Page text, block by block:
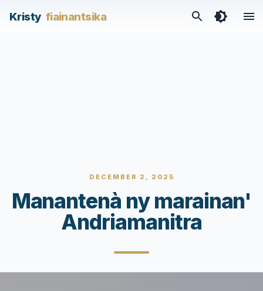
Kristy fiainantsika
DECEMBER 2, 2025
Manantenà ny marainan'
Andriamanitra